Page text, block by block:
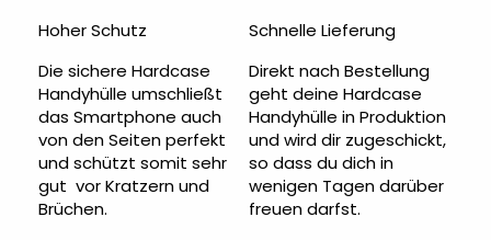
Hoher Schutz
Die sichere Hardcase
Handyhülle umschließt
das Smartphone auch
von den Seiten perfekt
und schützt somit sehr
gut vor Kratzern und
Brüchen.
Schnelle Lieferung
Direkt nach Bestellung
geht deine Hardcase
Handyhülle in Produktion
und wird dir zugeschickt,
so dass du dich in
wenigen Tagen darüber
freuen darfst.